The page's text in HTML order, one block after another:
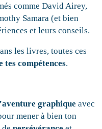
comme David Airey,
Samara (et bien
et leurs conseils.
les livres, toutes ces
tes compétences.
graphique avec
mener à bien ton